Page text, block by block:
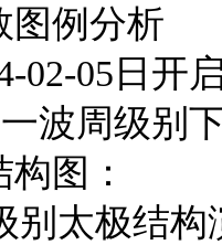
图例分析
02-05日
一波周级别
图：
别太极结构